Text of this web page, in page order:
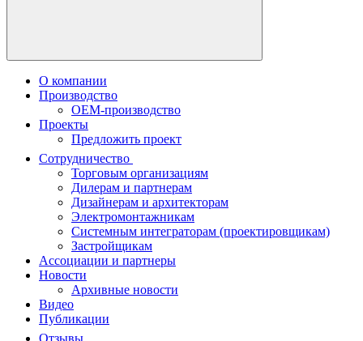
О компании
Производство
OEM-производство
Проекты
Предложить проект
Сотрудничество
Торговым организациям
Дилерам и партнерам
Дизайнерам и архитекторам
Электромонтажникам
Системным интеграторам (проектировщикам)
Застройщикам
Ассоциации и партнеры
Новости
Архивные новости
Видео
Публикации